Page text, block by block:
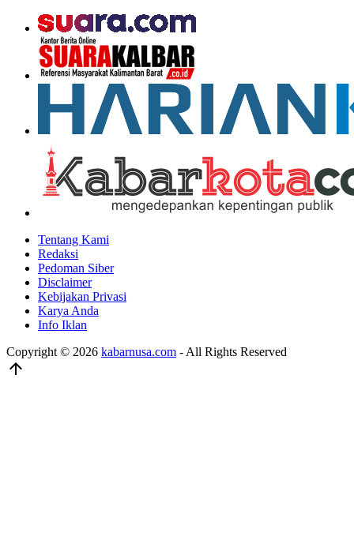
Tentang Kami
Redaksi
Pedoman Siber
Disclaimer
Kebijakan Privasi
Karya Anda
Info Iklan
Copyright © 2026 kabarnusa.com - All Rights Reserved
arrow_upward